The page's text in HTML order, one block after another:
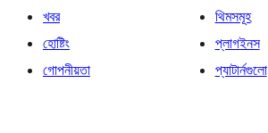
খবর
হোষ্টিং
গোপনীয়তা
থিমসমূহ
প্লাগইনস
প্যাটার্নগুলো